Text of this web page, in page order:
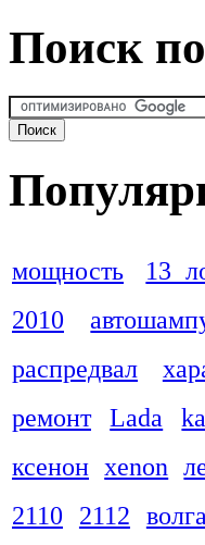
Поиск
мощность 13
2010
распредвал
ремонт
Lada
ксенон xenon
2110
2112 волга